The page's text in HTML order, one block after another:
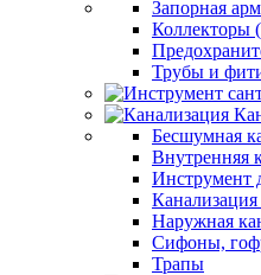
Запорная
Коллекторы
Трубы и
Бесшумная
Внутренняя
Инструмент
Наружная
Сифоны,
Трапы